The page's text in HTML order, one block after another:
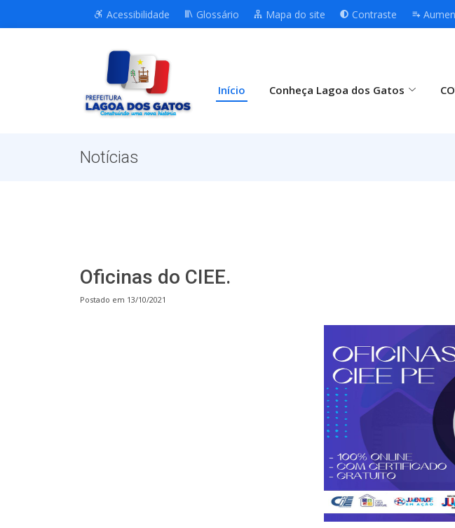
Acessibilidade Glossário Mapa do site Contraste
Início Conheça Lagoa dos Gatos
Notícias
Oficinas do CIEE.
Postado em 13/10/2021